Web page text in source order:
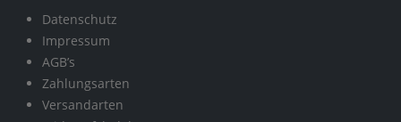
Datenschutz
Impressum
AGB’s
Zahlungsarten
Versandarten